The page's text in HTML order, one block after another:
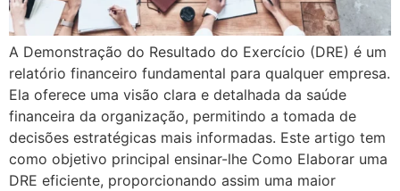
A Demonstração do Resultado do Exercício (DRE) é um
relatório financeiro fundamental para qualquer empresa.
Ela oferece uma visão clara e detalhada da saúde
financeira da organização, permitindo a tomada de
decisões estratégicas mais informadas. Este artigo tem
como objetivo principal ensinar-lhe Como Elaborar uma
DRE eficiente, proporcionando assim uma maior